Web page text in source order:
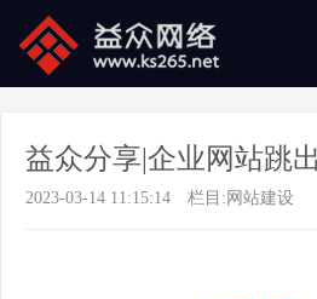
益众分享|企业网站跳
2023-03-14 11:15:14 栏目: 网站建设